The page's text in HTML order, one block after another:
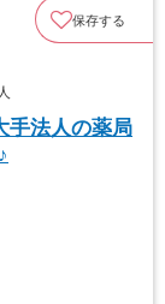
保存する
手法人の薬局